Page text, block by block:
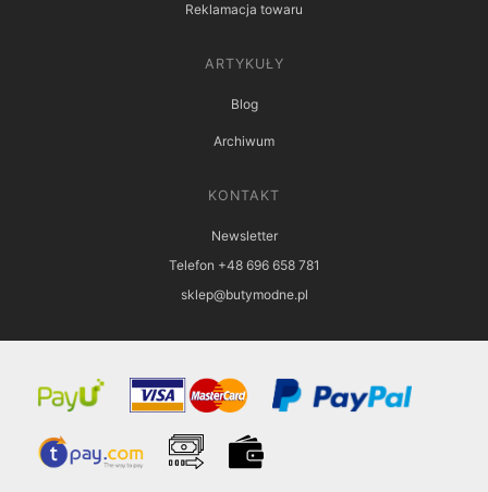
Reklamacja towaru
ARTYKUŁY
Blog
Archiwum
KONTAKT
Newsletter
Telefon +48 696 658 781
sklep@butymodne.pl